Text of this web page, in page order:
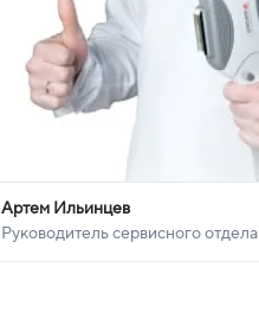
Артем Ильинцев
Руководитель сервисного отдела